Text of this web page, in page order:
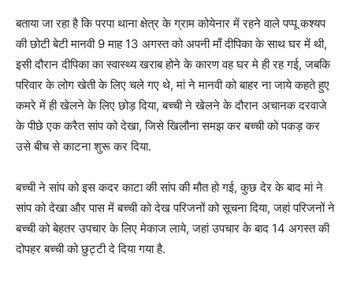
बताया जा रहा है कि परपा थाना क्षेत्र के ग्राम कोयेनार में रहने वाले पप्पू कश्यप
की छोटी बेटी मानवी 9 माह 13 अगस्त को अपनी माँ दीपिका के साथ घर में थी,
इसी दौरान दीपिका का स्वास्थ्य खराब होने के कारण वह घर मे ही रह गई, जबकि
परिवार के लोग खेती के लिए चले गए थे, मां ने मानवी को बाहर ना जाये कहते हुए
कमरे में ही खेलने के लिए छोड़ दिया, बच्ची ने खेलने के दौरान अचानक दरवाजे
के पीछे एक करैत सांप को देखा, जिसे खिलौना समझ कर बच्ची को पकड़ कर
उसे बीच से काटना शुरू कर दिया.
बच्ची ने सांप को इस कदर काटा की सांप की मौत हो गई, कुछ देर के बाद मां ने
सांप को देखा और पास में बच्ची को देख परिजनों को सूचना दिया, जहां परिजनों ने
बच्ची को बेहतर उपचार के लिए मेकाज लाये, जहां उपचार के बाद 14 अगस्त की
दोपहर बच्ची को छुट्टी दे दिया गया है.